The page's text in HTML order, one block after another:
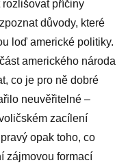
rozlišovat příčiny
důvody, které
loď americké politiky.
amerického národa
co je pro ně dobré
neuvěřitelné –
zacílení
opak toho, co
zájmovou formací